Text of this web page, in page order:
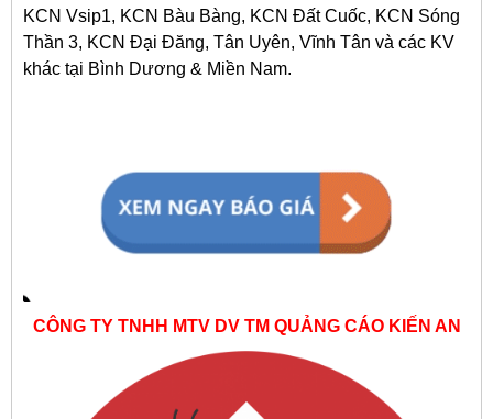
KCN Vsip1, KCN Bàu Bàng, KCN Đất Cuốc, KCN Sóng
Thần 3, KCN Đại Đăng, Tân Uyên, Vĩnh Tân và các KV
khác tại Bình Dương & Miền Nam.
CÔNG TY TNHH MTV DV TM QUẢNG CÁO KIẾN AN